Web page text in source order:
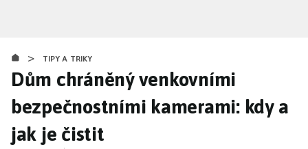
obsahu
> TIPY A TRIKY
Dům chráněný venkovními
bezpečnostními kamerami: kdy a
jak je čistit